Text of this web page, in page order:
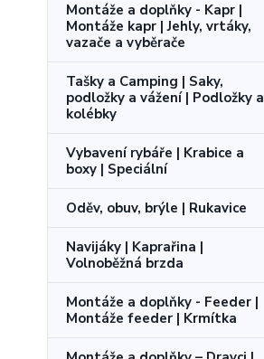
Montáže a doplňky - Kapr |
Montáže kapr | Jehly, vrtáky,
vazače a vyběrače
Tašky a Camping | Saky,
podložky a vážení | Podložky a
kolébky
Vybavení rybáře | Krabice a
boxy | Speciální
Oděv, obuv, brýle | Rukavice
Navijáky | Kaprařina |
Volnoběžná brzda
Montáže a doplňky - Feeder |
Montáže feeder | Krmítka